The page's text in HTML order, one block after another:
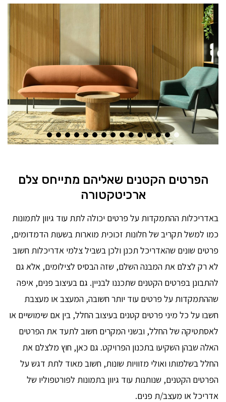
הפרטים הקטנים שאליהם מתייחס צלם
ארכיטקטורה
באדריכלות ההתמקדות על פרטים יכולה לתת עוד גיוון לתמונות
כמו למשל תקריב של חלונות זכוכית מוארות בשעות הדמדומים,
פרטים שונים שהאדריכל תכנן ולכן בשביל צלמי אדריכלות חשוב
לא רק לצלם את המבנה השלם, שזה הבסיס לצילומים, אלא גם
להתבונן בפרטים הקטנים שתכננו לבניין. גם בעיצוב פנים, איפה
שההתמקדות על פרטים עוד יותר חשובה, המעצב או מעצבת
חשבו על כל מיני פרטים קטנים בעיצוב החלל, בין אם שימושיים או
לאסתטיקה של החלל, ובשני המקרים חשוב לתעד את הפרטים
האלה שבהן השקיעו בתכנון הפרויקט. גם כאן, חוץ מלצלם את
החלל בשלמותו ואולי מזוויות שונות, חשוב מאוד לתת דגש על
הפרטים הקטנים, שנותנות עוד גיוון בתמונות לפורטפוליו של
אדריכל או מעצב/ת פנים.